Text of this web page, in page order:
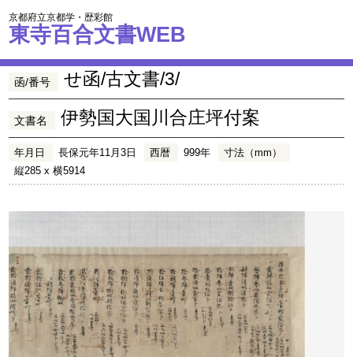
京都府立京都学・歴彩館
東寺百合文書WEB
函/番号 せ函/古文書/3/
文書名 伊勢国大国川合庄坪付案
年月日 長保元年11月3日 西暦 999年
寸法（mm）
縦285 x 横5914